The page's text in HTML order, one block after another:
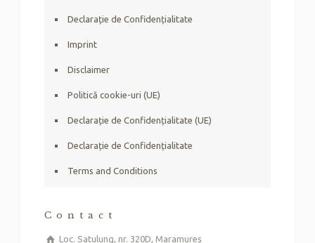
Declarație de Confidențialitate
Imprint
Disclaimer
Politică cookie-uri (UE)
Declarație de Confidențialitate (UE)
Declarație de Confidențialitate
Terms and Conditions
Contact
Loc. Satulung, nr. 320D, Maramureș